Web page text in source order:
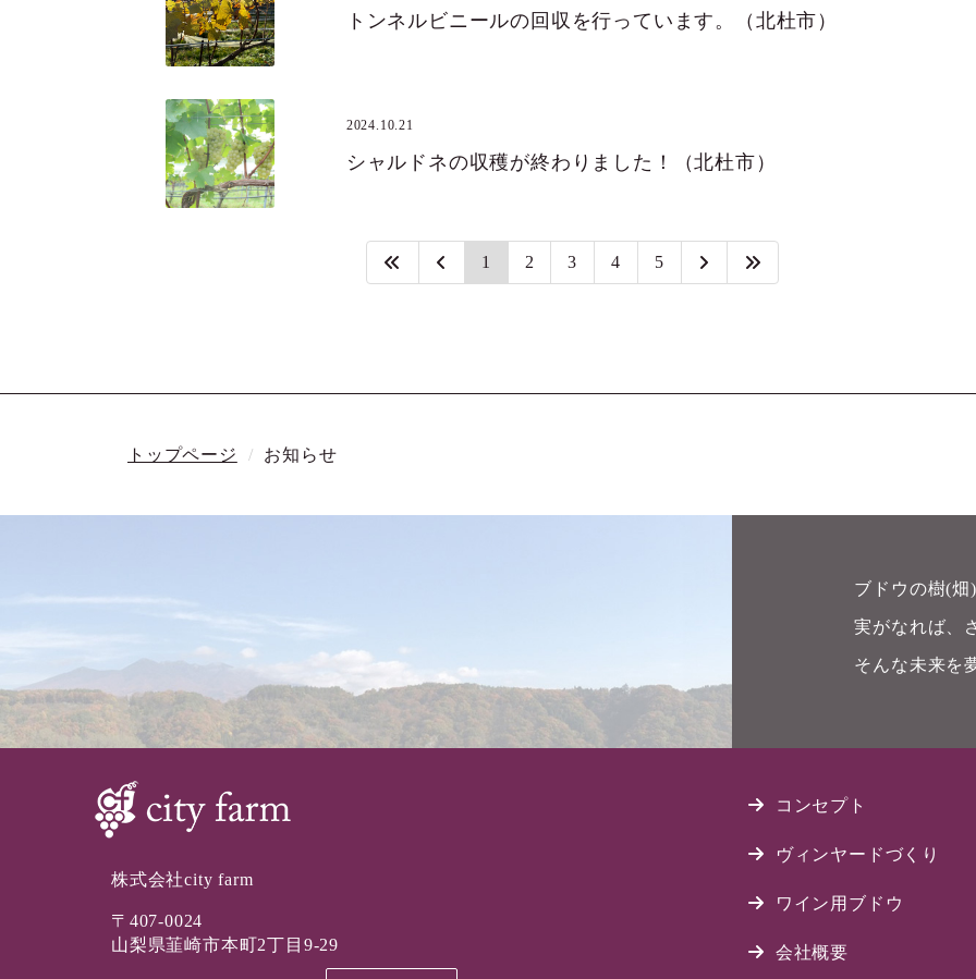
トンネルビニールの回収を行っています。（北杜市）
2024.10.21
シャルドネの収穫が終わりました！（北杜市）
1 2 3 4 5
トップページ お知らせ
ブドウの樹(畑
実がなれば、
そんな未来を
株式会社city farm
〒407-0024
山梨県韮崎市本町2丁目9-29
コンセプト
ヴィンヤードづくり
ワイン用ブドウ
会社概要